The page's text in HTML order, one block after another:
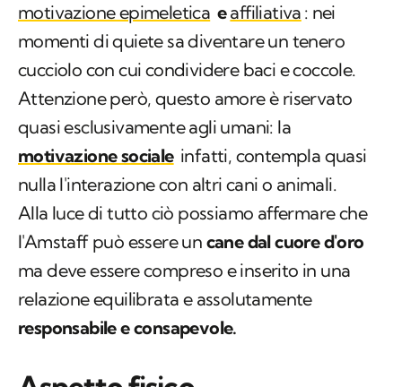
motivazione epimeletica eaffiliativa : nei
momenti di quiete sa diventare un tenero
cucciolo con cui condividere baci e coccole.
Attenzione però, questo amore è riservato
quasi esclusivamente agli umani: la
motivazione sociale infatti, contempla quasi
nulla l'interazione con altri cani o animali.
Alla luce di tutto ciò possiamo affermare che
l'Amstaff può essere un cane dal cuore d'oro
ma deve essere compreso e inserito in una
relazione equilibrata e assolutamente
responsabile e consapevole.